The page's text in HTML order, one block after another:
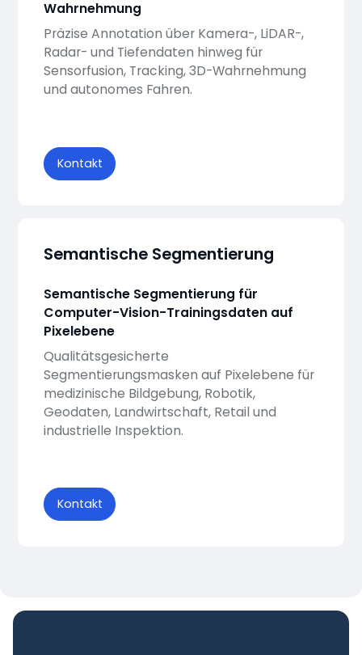
Wahrnehmung
Präzise Annotation über Kamera-, LiDAR-,
Radar- und Tiefendaten hinweg für
Sensorfusion, Tracking, 3D-Wahrnehmung
und autonomes Fahren.
Kontakt
Semantische Segmentierung
Semantische Segmentierung für
Computer-Vision-Trainingsdaten auf
Pixelebene
Qualitätsgesicherte
Segmentierungsmasken auf Pixelebene für
medizinische Bildgebung, Robotik,
Geodaten, Landwirtschaft, Retail und
industrielle Inspektion.
Kontakt